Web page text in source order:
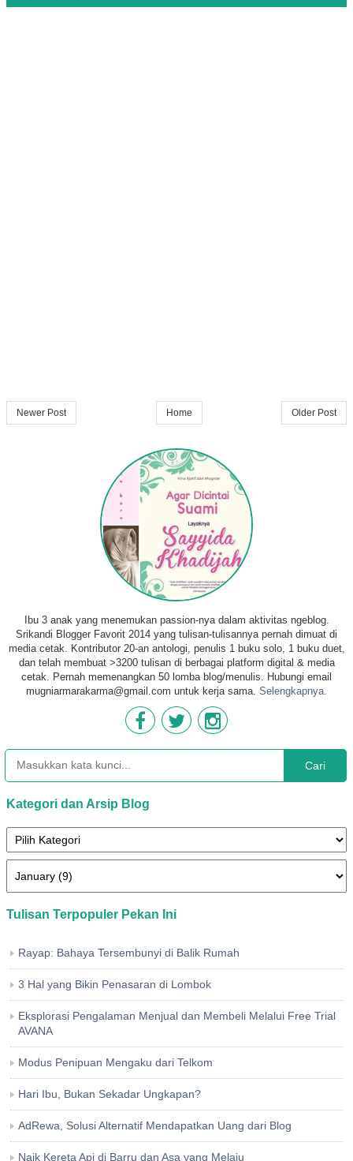
Newer Post Older Post
Home
Ibu 3 anak yang menemukan passion-nya dalam aktivitas ngeblog.
Srikandi Blogger Favorit 2014 yang tulisan-tulisannya pernah dimuat di
media cetak. Kontributor 20-an antologi, penulis 1 buku solo, 1 buku duet,
dan telah membuat >3200 tulisan di berbagai platform digital & media
cetak. Pernah memenangkan 50 lomba blog/menulis. Hubungi email
mugniarmarakarma@gmail.com untuk kerja sama. Selengkapnya.
Cari
Kategori dan Arsip Blog
Tulisan Terpopuler Pekan Ini
Rayap: Bahaya Tersembunyi di Balik Rumah
3 Hal yang Bikin Penasaran di Lombok
Eksplorasi Pengalaman Menjual dan Membeli Melalui Free Trial
AVANA
Modus Penipuan Mengaku dari Telkom
Hari Ibu, Bukan Sekadar Ungkapan?
AdRewa, Solusi Alternatif Mendapatkan Uang dari Blog
Naik Kereta Api di Barru dan Asa yang Melaju